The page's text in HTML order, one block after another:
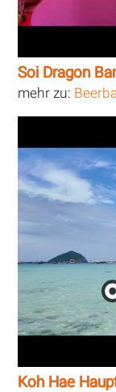
Soi Dragon
mehr zu:
Koh Hae